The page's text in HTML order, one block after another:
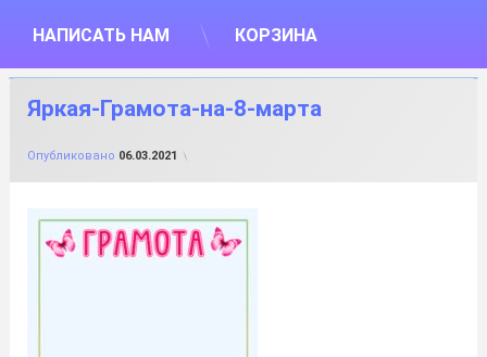
НАПИСАТЬ НАМ КОРЗИНА
Яркая-Грамота-на-8-марта
Опубликовано 06.03.2021